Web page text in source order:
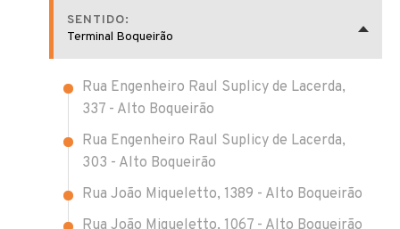
SENTIDO:
Terminal Boqueirão
Rua Engenheiro Raul Suplicy de Lacerda,
337 - Alto Boqueirão
Rua Engenheiro Raul Suplicy de Lacerda,
303 - Alto Boqueirão
Rua João Miqueletto, 1389 - Alto Boqueirão